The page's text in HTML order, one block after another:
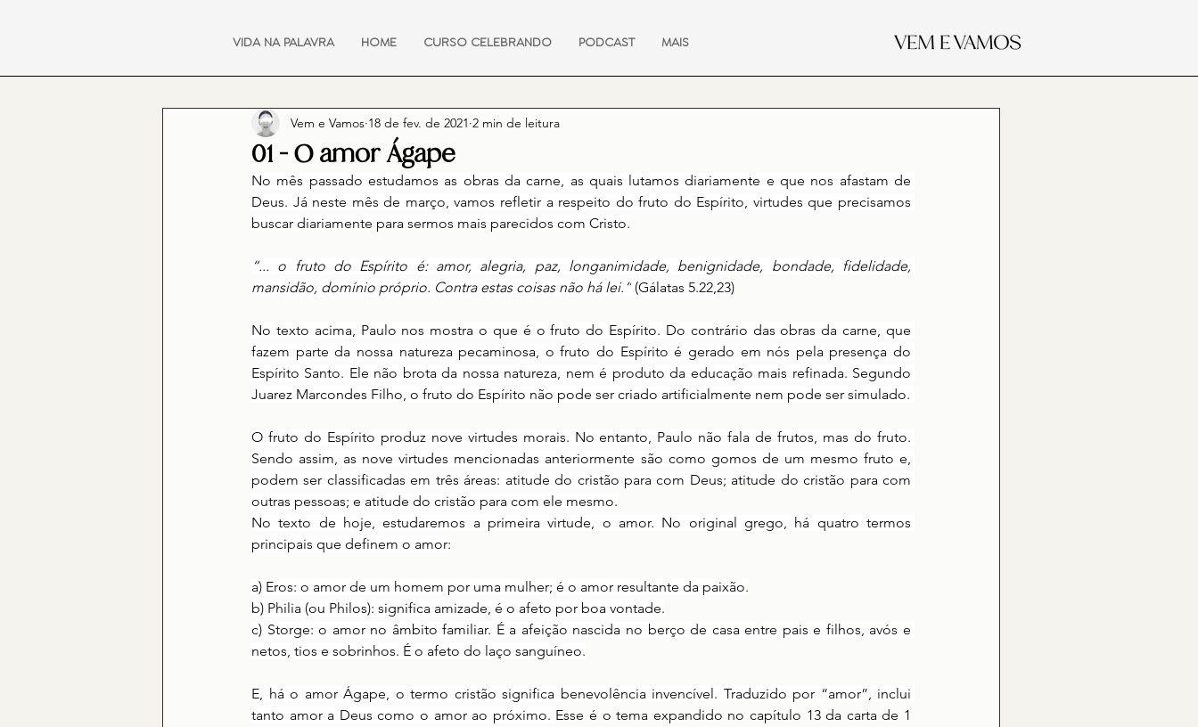
VIDA NA PALAVRA HOME CURSO CELEBRANDO PODCAST MAIS
01 - O amor Ágape
Vem e Vamos 18 de fev. de 2021 2 min de leitura
No mês passado estudamos as obras da carne, as quais lutamos diariamente e que nos afastam de
Deus. Já neste mês de março, vamos refletir a respeito do fruto do Espírito, virtudes que precisamos
buscar diariamente para sermos mais parecidos com Cristo.
“... o fruto do Espírito é: amor, alegria, paz, longanimidade, benignidade, bondade, fidelidade,
mansidão, domínio próprio. Contra estas coisas não há lei.” (Gálatas 5.22,23)
No texto acima, Paulo nos mostra o que é o fruto do Espírito. Do contrário das obras da carne, que
fazem parte da nossa natureza pecaminosa, o fruto do Espírito é gerado em nós pela presença do
Espírito Santo. Ele não brota da nossa natureza, nem é produto da educação mais refinada. Segundo
O fruto do Espírito produz nove virtudes morais. No entanto, Paulo não fala de frutos, mas do fruto.
Sendo assim, as nove virtudes mencionadas anteriormente são como gomos de um mesmo fruto e,
podem ser classificadas em três áreas: atitude do cristão para com Deus; atitude do cristão para com
outras pessoas; e atitude do cristão para com ele mesmo.
No texto de hoje, estudaremos a primeira virtude, o amor. No original grego, há quatro termos
principais que definem o amor:
a) Eros: o amor de um homem por uma mulher; é o amor resultante da paixão.
b) Philia (ou Philos): significa amizade, é o afeto por boa vontade.
c) Storge: o amor no âmbito familiar. É a afeição nascida no berço de casa entre pais e filhos, avós e
netos, tios e sobrinhos. É o afeto do laço sanguíneo.
E, há o amor Ágape, o termo cristão significa benevolência invencível. Traduzido por “amor”, inclui
tanto amor a Deus como o amor ao próximo. Esse é o tema expandido no capítulo 13 da carta de 1